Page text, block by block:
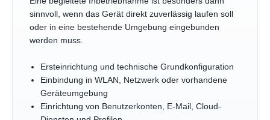
sinnvoll, wenn das Gerät direkt zuverlässig laufen soll
oder in eine bestehende Umgebung eingebunden
werden muss.
Ersteinrichtung und technische Grundkonfiguration
Einbindung in WLAN, Netzwerk oder vorhandene
Geräteumgebung
Einrichtung von Benutzerkonten, E-Mail, Cloud-